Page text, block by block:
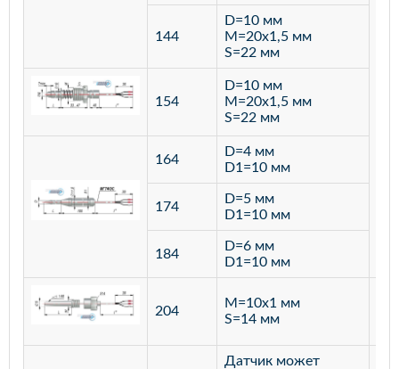
144
D=10 мм
M=20х1,5 мм
S=22 мм
154
D=10 мм
M=20х1,5 мм
S=22 мм
164
D=4 мм
D1=10 мм
174
D=5 мм
D1=10 мм
184
D=6 мм
D1=10 мм
204
M=10х1 мм
S=14 мм
Датчик может